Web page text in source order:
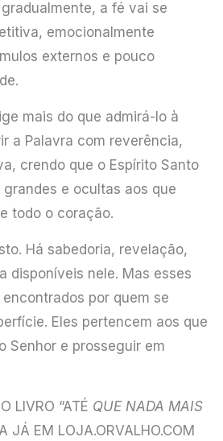
a fé vai se
emocionalmente
externos e pouco
mais do que admirá-lo à
a Palavra com reverência,
crendo que o Espírito Santo
e ocultas aos que
todo o coração.
Há sabedoria, revelação,
disponíveis nele. Mas esses
por quem se
Eles pertencem aos que
Senhor e prosseguir em
LIVRO “ATÉ QUE NADA MAIS
JÁ EM LOJA.ORVALHO.COM